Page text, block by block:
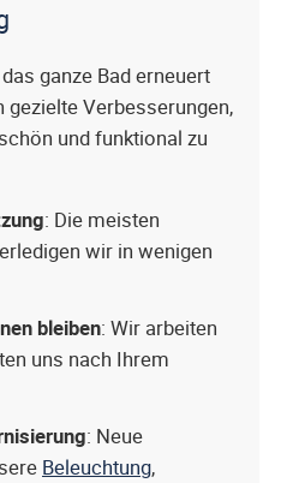
ganze Bad erneuert
gezielte Verbesserungen,
und funktional zu
: Die meisten
wir in wenigen
bleiben: Wir arbeiten
uns nach Ihrem
: Neue
Beleuchtung,